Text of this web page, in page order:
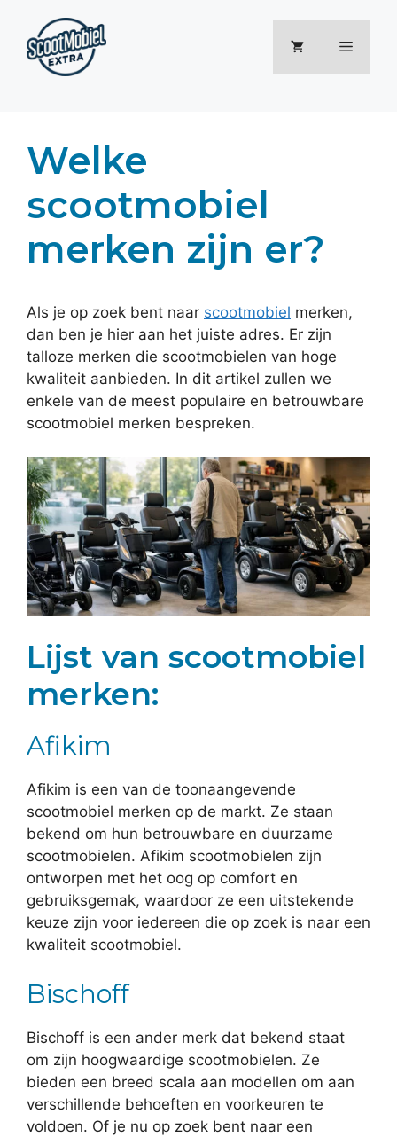
inhoud
Menu
Welke
scootmobiel
merken zijn er?
Als je op zoek bent naar scootmobiel merken,
dan ben je hier aan het juiste adres. Er zijn
talloze merken die scootmobielen van hoge
kwaliteit aanbieden. In dit artikel zullen we
enkele van de meest populaire en betrouwbare
scootmobiel merken bespreken.
Lijst van scootmobiel
merken:
Afikim
Afikim is een van de toonaangevende
scootmobiel merken op de markt. Ze staan
bekend om hun betrouwbare en duurzame
scootmobielen. Afikim scootmobielen zijn
ontworpen met het oog op comfort en
gebruiksgemak, waardoor ze een uitstekende
keuze zijn voor iedereen die op zoek is naar een
kwaliteit scootmobiel.
Bischoff
Bischoff is een ander merk dat bekend staat
om zijn hoogwaardige scootmobielen. Ze
bieden een breed scala aan modellen om aan
verschillende behoeften en voorkeuren te
voldoen. Of je nu op zoek bent naar een